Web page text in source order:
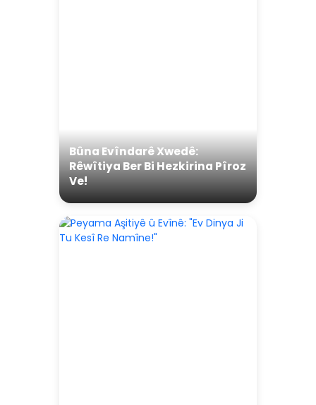
Bûna Evîndarê Xwedê:
Rêwîtiya Ber Bi Hezkirina Pîroz
Ve!